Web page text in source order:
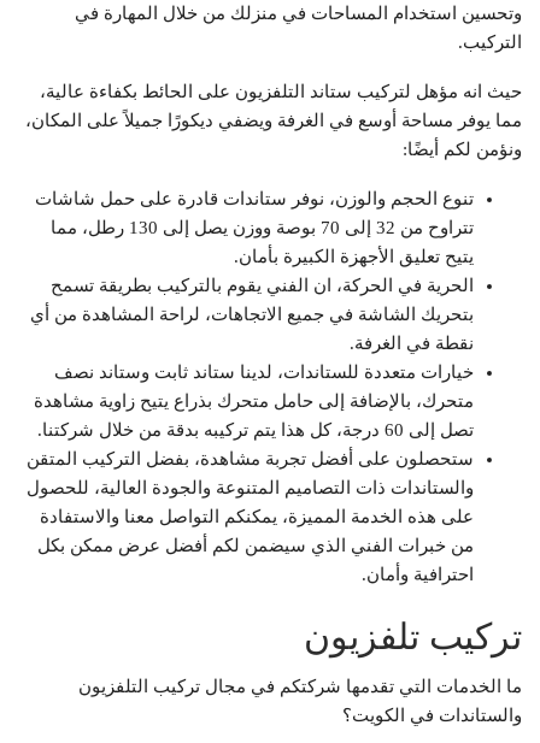
وتحسين استخدام المساحات في منزلك من خلال المهارة في
التركيب.
حيث انه مؤهل لتركيب ستاند التلفزيون على الحائط بكفاءة عالية،
مما يوفر مساحة أوسع في الغرفة ويضفي ديكورًا جميلاً على المكان،
ونؤمن لكم أيضًا:
تنوع الحجم والوزن، نوفر ستاندات قادرة على حمل شاشات
تتراوح من 32 إلى 70 بوصة ووزن يصل إلى 130 رطل، مما
يتيح تعليق الأجهزة الكبيرة بأمان.
الحرية في الحركة، ان الفني يقوم بالتركيب بطريقة تسمح
بتحريك الشاشة في جميع الاتجاهات، لراحة المشاهدة من أي
نقطة في الغرفة.
خيارات متعددة للستاندات، لدينا ستاند ثابت وستاند نصف
متحرك، بالإضافة إلى حامل متحرك بذراع يتيح زاوية مشاهدة
تصل إلى 60 درجة، كل هذا يتم تركيبه بدقة من خلال شركتنا.
ستحصلون على أفضل تجربة مشاهدة، بفضل التركيب المتقن
والستاندات ذات التصاميم المتنوعة والجودة العالية، للحصول
على هذه الخدمة المميزة، يمكنكم التواصل معنا والاستفادة
من خبرات الفني الذي سيضمن لكم أفضل عرض ممكن بكل
احترافية وأمان.
تركيب تلفزيون
ما الخدمات التي تقدمها شركتكم في مجال تركيب التلفزيون
والستاندات في الكويت؟